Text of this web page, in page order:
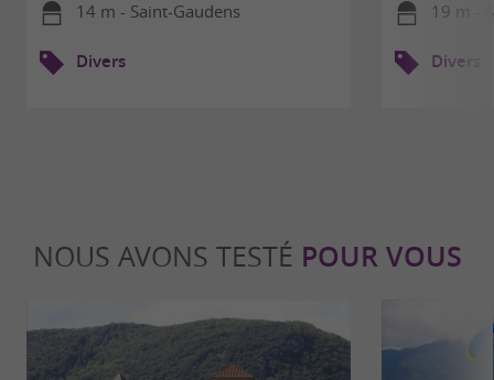
14 m - Saint-Gaudens
Divers
19 m -
Divers
NOUS AVONS TESTÉ POUR VOUS